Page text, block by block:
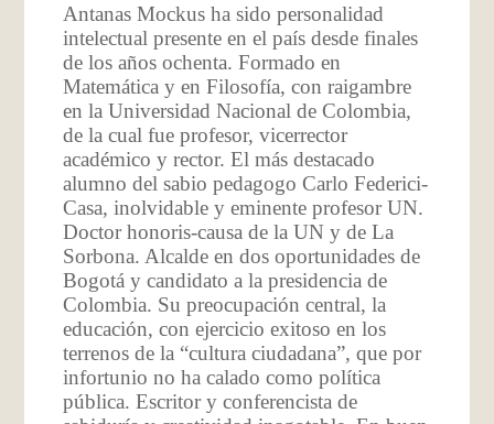
Antanas Mockus ha sido personalidad
intelectual presente en el país desde finales
de los años ochenta. Formado en
Matemática y en Filosofía, con raigambre
en la Universidad Nacional de Colombia,
de la cual fue profesor, vicerrector
académico y rector. El más destacado
alumno del sabio pedagogo Carlo Federici-
Casa, inolvidable y eminente profesor UN.
Doctor honoris-causa de la UN y de La
Sorbona. Alcalde en dos oportunidades de
Bogotá y candidato a la presidencia de
Colombia. Su preocupación central, la
educación, con ejercicio exitoso en los
terrenos de la “cultura ciudadana”, que por
infortunio no ha calado como política
pública. Escritor y conferencista de